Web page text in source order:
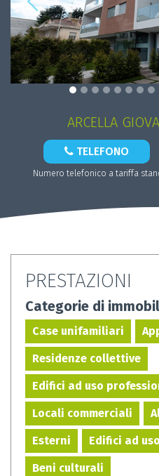
ARCELLA
TELEFONO
Numero telefonico a tariffa
PRESTAZIONI
Categorie di
Case unifamiliari
Residenze collettive
Edifici ad uso
Locali commerciali
Esterni Edifici ad
Beni culturali